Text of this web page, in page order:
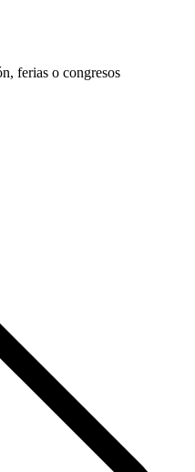
ferias o congresos